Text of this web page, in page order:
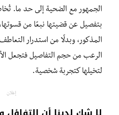
الجمهور مع الضحية إلى حد ما.
بتفصيل عن قضيتها نبعًا من
المذكور، وبدلًا من استدرار
الرعب من حجم التفاصيل فتجعل
لتخيلها كتجربة شخصية.
إعلان